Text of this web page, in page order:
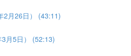
2月26日） (43:11)
月5日） (52:13)